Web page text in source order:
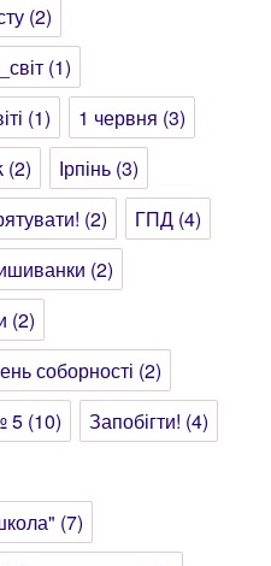
(2)
(1)
(1) 1 червня (3)
(2) Ірпінь (3)
(2) ГПД (4)
(2)
(2)
соборності (2)
5 (10) Запобігти! (4)
(7)